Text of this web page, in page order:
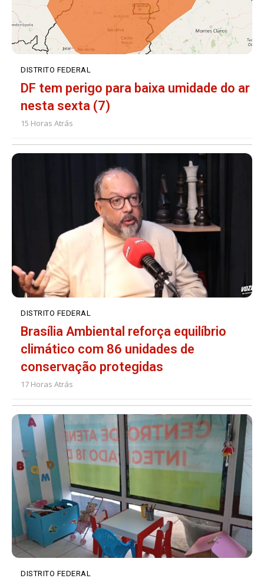
DISTRITO FEDERAL
DF tem perigo para baixa umidade do ar
nesta sexta (7)
15 Horas Atrás
DISTRITO FEDERAL
Brasília Ambiental reforça equilíbrio
climático com 86 unidades de
conservação protegidas
17 Horas Atrás
DISTRITO FEDERAL